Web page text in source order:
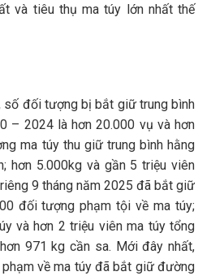
và tiêu thụ ma túy lớn nhất thế
số đối tượng bị bắt giữ trung bình
– 2024 là hơn 20.000 vụ và hơn
ma túy thu giữ trung bình hằng
hơn 5.000kg và gần 5 triệu viên
9 tháng năm 2025 đã bắt giữ
đối tượng phạm tội về ma túy;
và hơn 2 triệu viên ma túy tổng
971 kg cần sa. Mới đây nhất,
về ma túy đã bắt giữ đường